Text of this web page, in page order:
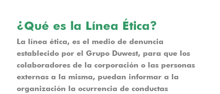
¿Qué es la Línea Ética?
La línea ética, es el medio de denuncia
establecido por el Grupo Duwest, para que los
colaboradores de la corporación o las personas
externas a la misma, puedan informar a la
organización la ocurrencia de conductas